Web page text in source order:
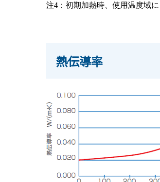
注4：初期加熱時、使用温度域
熱伝導率